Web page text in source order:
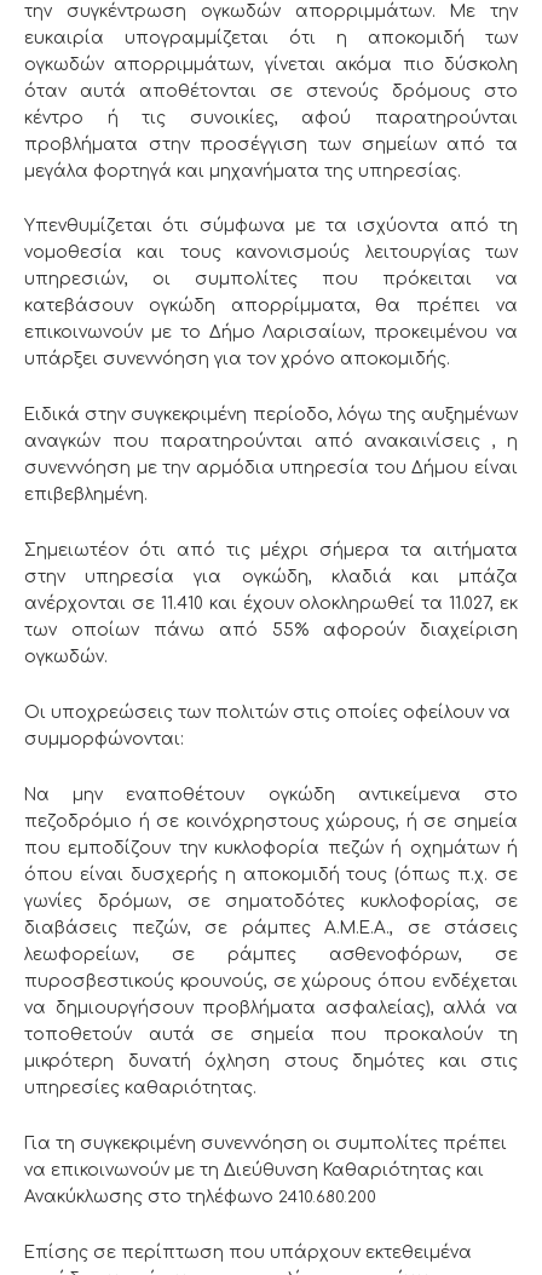
την συγκέντρωση ογκωδών απορριμμάτων. Με την
ευκαιρία υπογραμμίζεται ότι η αποκομιδή των
ογκωδών απορριμμάτων, γίνεται ακόμα πιο δύσκολη
όταν αυτά αποθέτονται σε στενούς δρόμους στο
κέντρο ή τις συνοικίες, αφού παρατηρούνται
προβλήματα στην προσέγγιση των σημείων από τα
μεγάλα φορτηγά και μηχανήματα της υπηρεσίας.
Υπενθυμίζεται ότι σύμφωνα με τα ισχύοντα από τη
νομοθεσία και τους κανονισμούς λειτουργίας των
υπηρεσιών, οι συμπολίτες που πρόκειται να
κατεβάσουν ογκώδη απορρίμματα, θα πρέπει να
επικοινωνούν με το Δήμο Λαρισαίων, προκειμένου να
υπάρξει συνεννόηση για τον χρόνο αποκομιδής.
Ειδικά στην συγκεκριμένη περίοδο, λόγω της αυξημένων
αναγκών που παρατηρούνται από ανακαινίσεις , η
συνεννόηση με την αρμόδια υπηρεσία του Δήμου είναι
επιβεβλημένη.
Σημειωτέον ότι από τις μέχρι σήμερα τα αιτήματα
στην υπηρεσία για ογκώδη, κλαδιά και μπάζα
ανέρχονται σε 11.410 και έχουν ολοκληρωθεί τα 11.027, εκ
των οποίων πάνω από 55% αφορούν διαχείριση
ογκωδών.
Οι υποχρεώσεις των πολιτών στις οποίες οφείλουν να
συμμορφώνονται:
Να μην εναποθέτουν ογκώδη αντικείμενα στο
πεζοδρόμιο ή σε κοινόχρηστους χώρους, ή σε σημεία
που εμποδίζουν την κυκλοφορία πεζών ή οχημάτων ή
όπου είναι δυσχερής η αποκομιδή τους (όπως π.χ. σε
γωνίες δρόμων, σε σηματοδότες κυκλοφορίας, σε
διαβάσεις πεζών, σε ράμπες Α.Μ.Ε.Α., σε στάσεις
λεωφορείων, σε ράμπες ασθενοφόρων, σε
πυροσβεστικούς κρουνούς, σε χώρους όπου ενδέχεται
να δημιουργήσουν προβλήματα ασφαλείας), αλλά να
τοποθετούν αυτά σε σημεία που προκαλούν τη
μικρότερη δυνατή όχληση στους δημότες και στις
υπηρεσίες καθαριότητας.
Για τη συγκεκριμένη συνεννόηση οι συμπολίτες πρέπει
να επικοινωνούν με τη Διεύθυνση Καθαριότητας και
Ανακύκλωσης στο τηλέφωνο 2410.680.200
Επίσης σε περίπτωση που υπάρχουν εκτεθειμένα